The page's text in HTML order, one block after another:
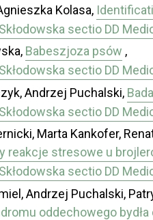
Kolasa,
sectio DD
Babeszjoza psów ,
sectio DD
Andrzej Puchalski,
sectio DD
Marta Kankofer,
reakcje stresowe u
sectio DD
Andrzej Puchalski,
oddechowego